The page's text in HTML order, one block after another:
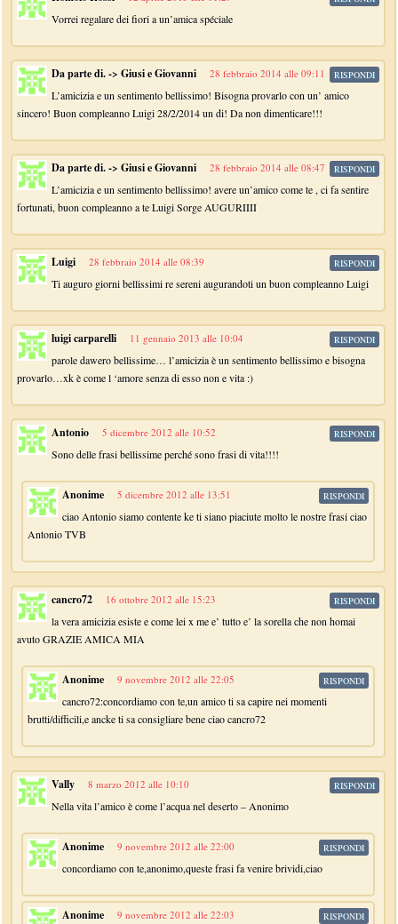
Vorrei regalare dei fiori a un’amica spéciale
Da parte di. -> Giusi e Giovanni 28 febbraio 2014 alle 09:11
L’amicizia e un sentimento bellissimo! Bisogna provarlo con un’ amico
sincero! Buon compleanno Luigi 28/2/2014 un di! Da non dimenticare!!!
RISPONDI
Da parte di. -> Giusi e Giovanni 28 febbraio 2014 alle 08:47
L’amicizia e un sentimento bellissimo! avere un’amico come te , ci fa sentire
fortunati, buon compleanno a te Luigi Sorge AUGURIIII
RISPONDI
Luigi 28 febbraio 2014 alle 08:39
Ti auguro giorni bellissimi re sereni augurandoti un buon compleanno Luigi
RISPONDI
luigi carparelli 11 gennaio 2013 alle 10:04
parole dawero bellissime… l’amicizia è un sentimento bellissimo e bisogna
provarlo…xk è come l ‘amore senza di esso non e vita :)
RISPONDI
Antonio 5 dicembre 2012 alle 10:52
Sono delle frasi bellissime perché sono frasi di vita!!!!
RISPONDI
Anonime 5 dicembre 2012 alle 13:51
ciao Antonio siamo contente ke ti siano piaciute molto le nostre frasi ciao
Antonio TVB
RISPONDI
cancro72 16 ottobre 2012 alle 15:23
la vera amicizia esiste e come lei x me e’ tutto e’ la sorella che non homai
avuto GRAZIE AMICA MIA
RISPONDI
Anonime 9 novembre 2012 alle 22:05
cancro72:concordiamo con te,un amico ti sa capire nei momenti
brutti/difficili,e ancke ti sa consigliare bene ciao cancro72
RISPONDI
Vally 8 marzo 2012 alle 10:10
Nella vita l’amico è come l’acqua nel deserto – Anonimo
RISPONDI
Anonime 9 novembre 2012 alle 22:00
concordiamo con te,anonimo,queste frasi fa venire brividi,ciao
RISPONDI
Anonime 9 novembre 2012 alle 22:03 RISPONDI